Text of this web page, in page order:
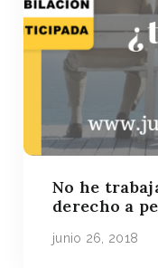
No he
derecho a
junio 26, 2018